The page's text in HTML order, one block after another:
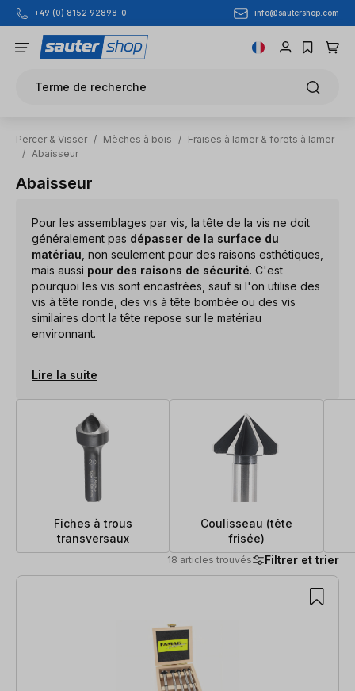
Passer au contenu principal
+49 (0) 8152 92898-0 info@sautershop.com
Terme de recherche
Percer & Visser / Mèches à bois / Fraises à lamer & forets à lamer
/ Abaisseur
Abaisseur
Pour les assemblages par vis, la tête de la vis ne doit
généralement pas dépasser de la surface du
matériau , non seulement pour des raisons esthétiques,
mais aussi pour des raisons de sécurité. C'est
pourquoi les vis sont encastrées, sauf si l'on utilise des
vis à tête ronde, des vis à tête bombée ou des vis
similaires dont la tête repose sur le matériau
environnant.
Lire la suite
Fiches à trous
transversaux
Coulisseau (tête
frisée)
18 articles trouvés Filtrer et trier
18 articles trouvés